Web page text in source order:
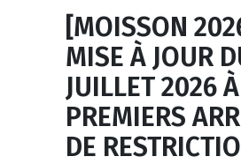
[MOISSON
MISE À JOUR
JUILLET 2026
PREMIERS
DE